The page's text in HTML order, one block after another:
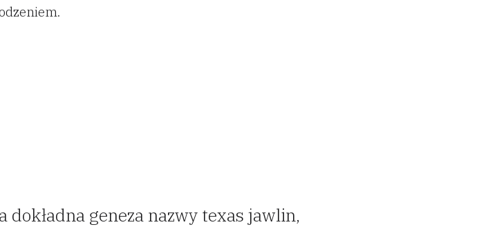
dokładna geneza nazwy texas jawlin,